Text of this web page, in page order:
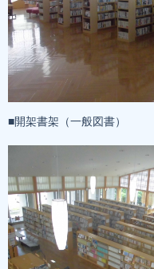
■開架書架（一般図書）